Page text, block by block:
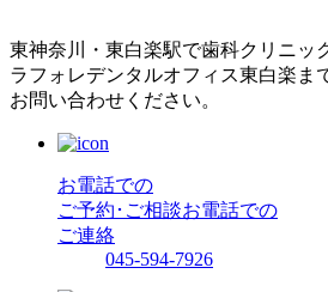
東神奈川・東白楽駅で歯科クリニッ
ラフォレデンタルオフィス東白楽ま
お問い合わせください。
お電話での
ご予約･ご相談お電話での
ご連絡
045-594-7926